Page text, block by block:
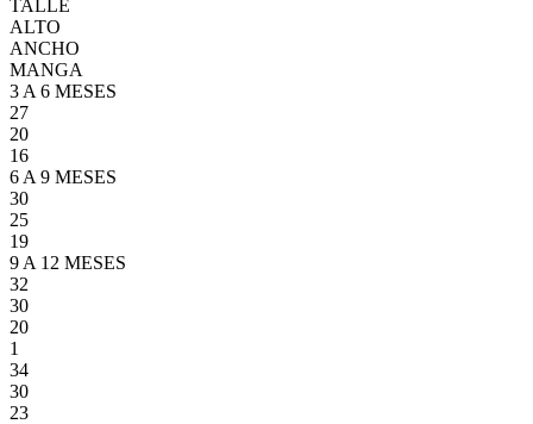
TALLE
ALTO
ANCHO
MANGA
3 A 6 MESES
27
20
16
6 A 9 MESES
30
25
19
9 A 12 MESES
32
30
20
1
34
30
23